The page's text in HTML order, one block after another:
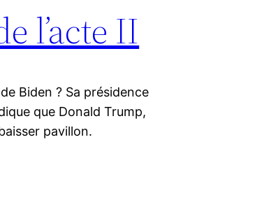
l’acte II
Biden ? Sa présidence
que Donald Trump,
pavillon.